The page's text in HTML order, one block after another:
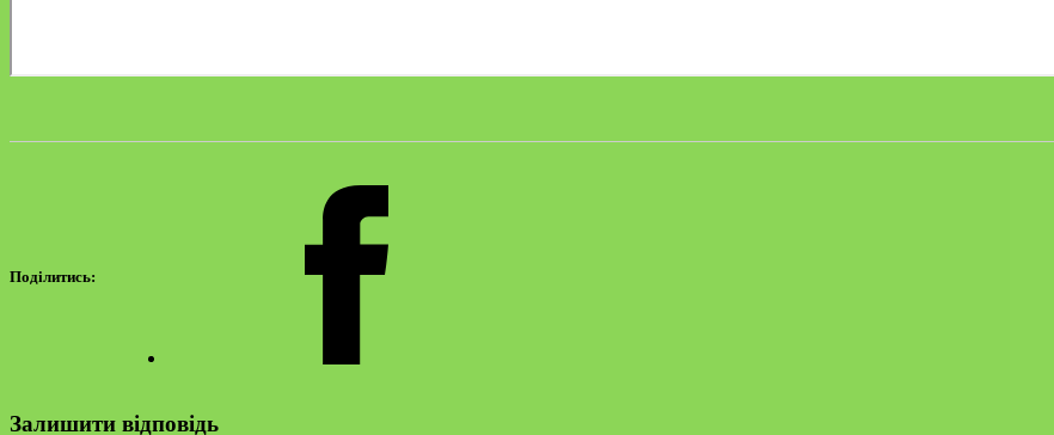
Поділитись:
Залишити відповідь